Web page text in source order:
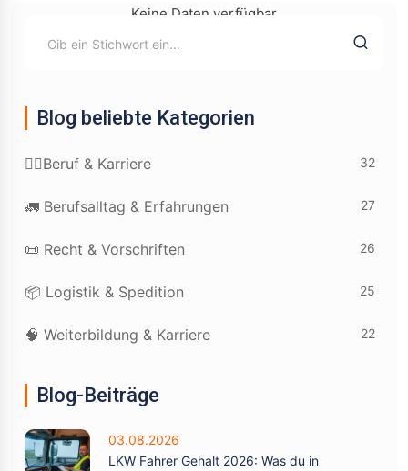
Keine Daten verfügbar
Blog beliebte Kategorien
👷‍♂️Beruf & Karriere 32
🚛 Berufsalltag & Erfahrungen 27
📜 Recht & Vorschriften 26
📦 Logistik & Spedition 25
🧠 Weiterbildung & Karriere 22
Blog-Beiträge
03.08.2026
LKW Fahrer Gehalt 2026: Was du in